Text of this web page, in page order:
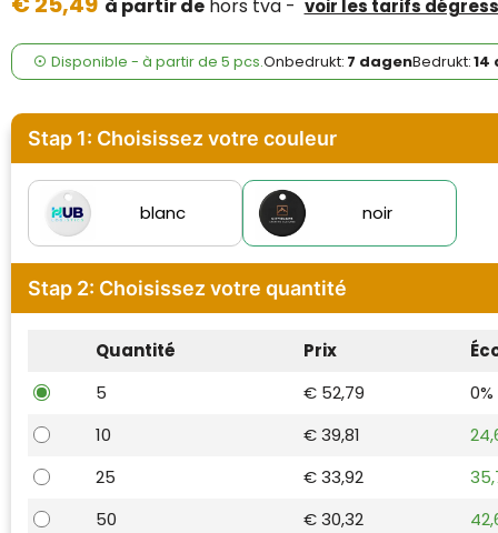
Fresh 'n Rebel
GolfOriginals
James Harvest
Kingcap
Mepal
Moleskine
Parker
Waterman
à partir dehors tva - voir les tarifs
Disponible - à partir de 5 pcs.Onbedrukt: 7 dagenBedrukt:14
Stap 1: Choisissez votre couleur
blanc noir
Stap 2: Choisissez votre quantité
Quantité Prix
5
€ 52,79
0%
10
€ 39,81
25
€ 33,92
50
€ 30,32